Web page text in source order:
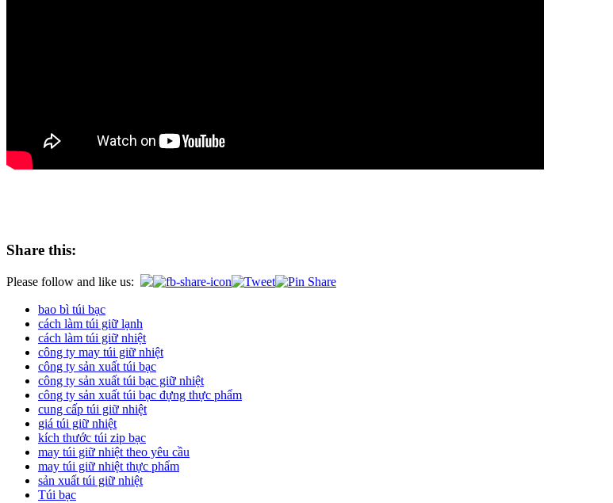
Share this:
Please follow and like us:
bao bì túi bạc
cách làm túi giữ lạnh
cách làm túi giữ nhiệt
công ty may túi giữ nhiệt
công ty sản xuất túi bạc
công ty sản xuất túi bạc giữ nhiệt
công ty sản xuất túi bạc đựng thực phẩm
cung cấp túi giữ nhiệt
giá túi giữ nhiệt
kích thước túi zip bạc
may túi giữ nhiệt theo yêu cầu
may túi giữ nhiệt thực phẩm
sản xuất túi giữ nhiệt
Túi bạc